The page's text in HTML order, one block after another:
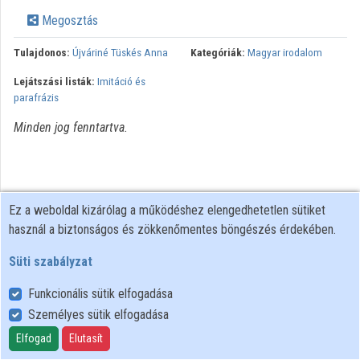
Közreműködők
Megosztás
Tulajdonos: Újváriné Tüskés Anna Kategóriák: Magyar irodalom
Lejátszási listák: Imitáció és
parafrázis
Minden jog fenntartva.
Felhasználói szabályzat
Adatkezelési tájékoztató
Süti szabályzat
Ez a weboldal kizárólag a működéshez elengedhetetlen sütiket
használ a biztonságos és zökkenőmentes böngészés érdekében.
Süti szabályzat
Funkcionális sütik elfogadása
Személyes sütik elfogadása
Elfogad Elutasít